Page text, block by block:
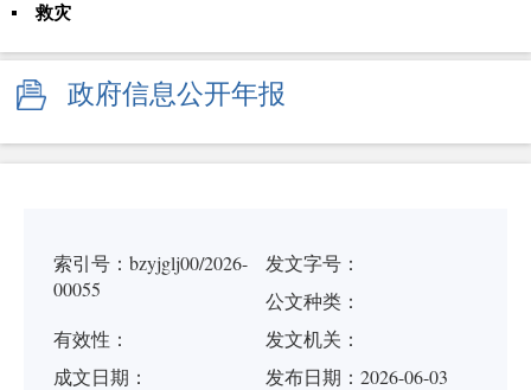
救灾
政府信息公开年报
索引号：bzyjglj00/2026-
00055
发文字号：
公文种类：
有效性：
发文机关：
成文日期：
发布日期：2026-06-03